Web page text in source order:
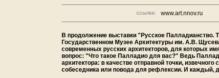
ссылки: www.art.nnov.ru
В продолжение выставки "Русское
Государственном Музее Архитектуры им. А.В.
современных русских архитекторов, для которых
вопрос: "Что такое Палладио для вас?" Ведь
архитектора: в качестве отправной точки,
собеседника или повода для рефлексии. И каждый,